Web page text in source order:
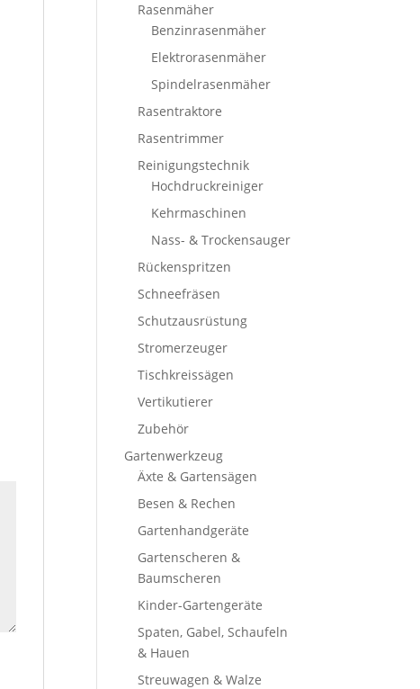
Rasenmäher
Benzinrasenmäher
Elektrorasenmäher
Spindelrasenmäher
Rasentraktore
Rasentrimmer
Reinigungstechnik
Hochdruckreiniger
Kehrmaschinen
Nass- & Trockensauger
Rückenspritzen
Schneefräsen
Schutzausrüstung
Stromerzeuger
Tischkreissägen
Vertikutierer
Zubehör
Gartenwerkzeug
Äxte & Gartensägen
Besen & Rechen
Gartenhandgeräte
Gartenscheren &
Baumscheren
Kinder-Gartengeräte
Spaten, Gabel, Schaufeln
& Hauen
Streuwagen & Walze